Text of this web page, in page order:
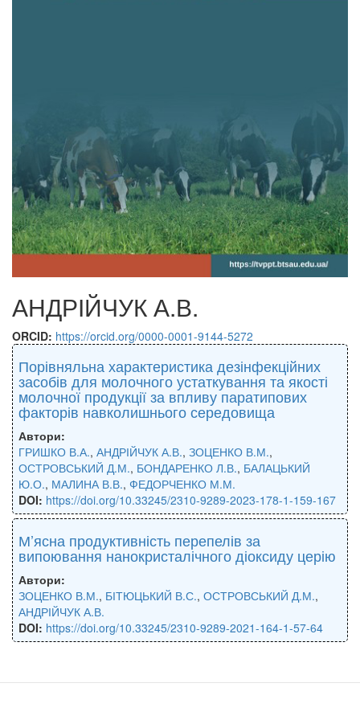
АНДРІЙЧУК А.В.
ORCID: https://orcid.org/0000-0001-9144-5272
Порівняльна характеристика дезінфекційних
засобів для молочного устаткування та якості
молочної продукції за впливу паратипових
факторів навколишнього середовища
Автори:
ГРИШКО В.А., АНДРІЙЧУК А.В., ЗОЦЕНКО В.М.,
ОСТРОВСЬКИЙ Д.М., БОНДАРЕНКО Л.В., БАЛАЦЬКИЙ
Ю.О., МАЛИНА В.В., ФЕДОРЧЕНКО М.М.
DOI: https://doi.org/10.33245/2310-9289-2023-178-1-159-167
М’ясна продуктивність перепелів за
випоювання нанокристалічного діоксиду церію
Автори:
ЗОЦЕНКО В.М., БІТЮЦЬКИЙ В.С., ОСТРОВСЬКИЙ Д.М.,
АНДРІЙЧУК А.В.
DOI: https://doi.org/10.33245/2310-9289-2021-164-1-57-64